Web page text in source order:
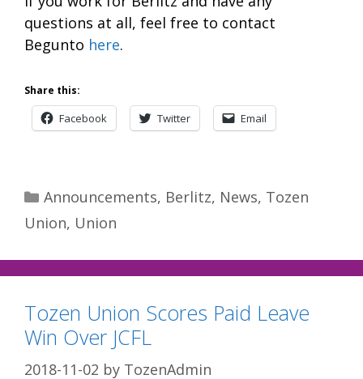
questions at all, feel free to contact
Begunto here.
Share this:
Facebook Twitter Email
Categories
Announcements, Berlitz, News, Tozen
Union, Union
Tozen Union Scores Paid Leave
Win Over JCFL
2018-11-02 by TozenAdmin